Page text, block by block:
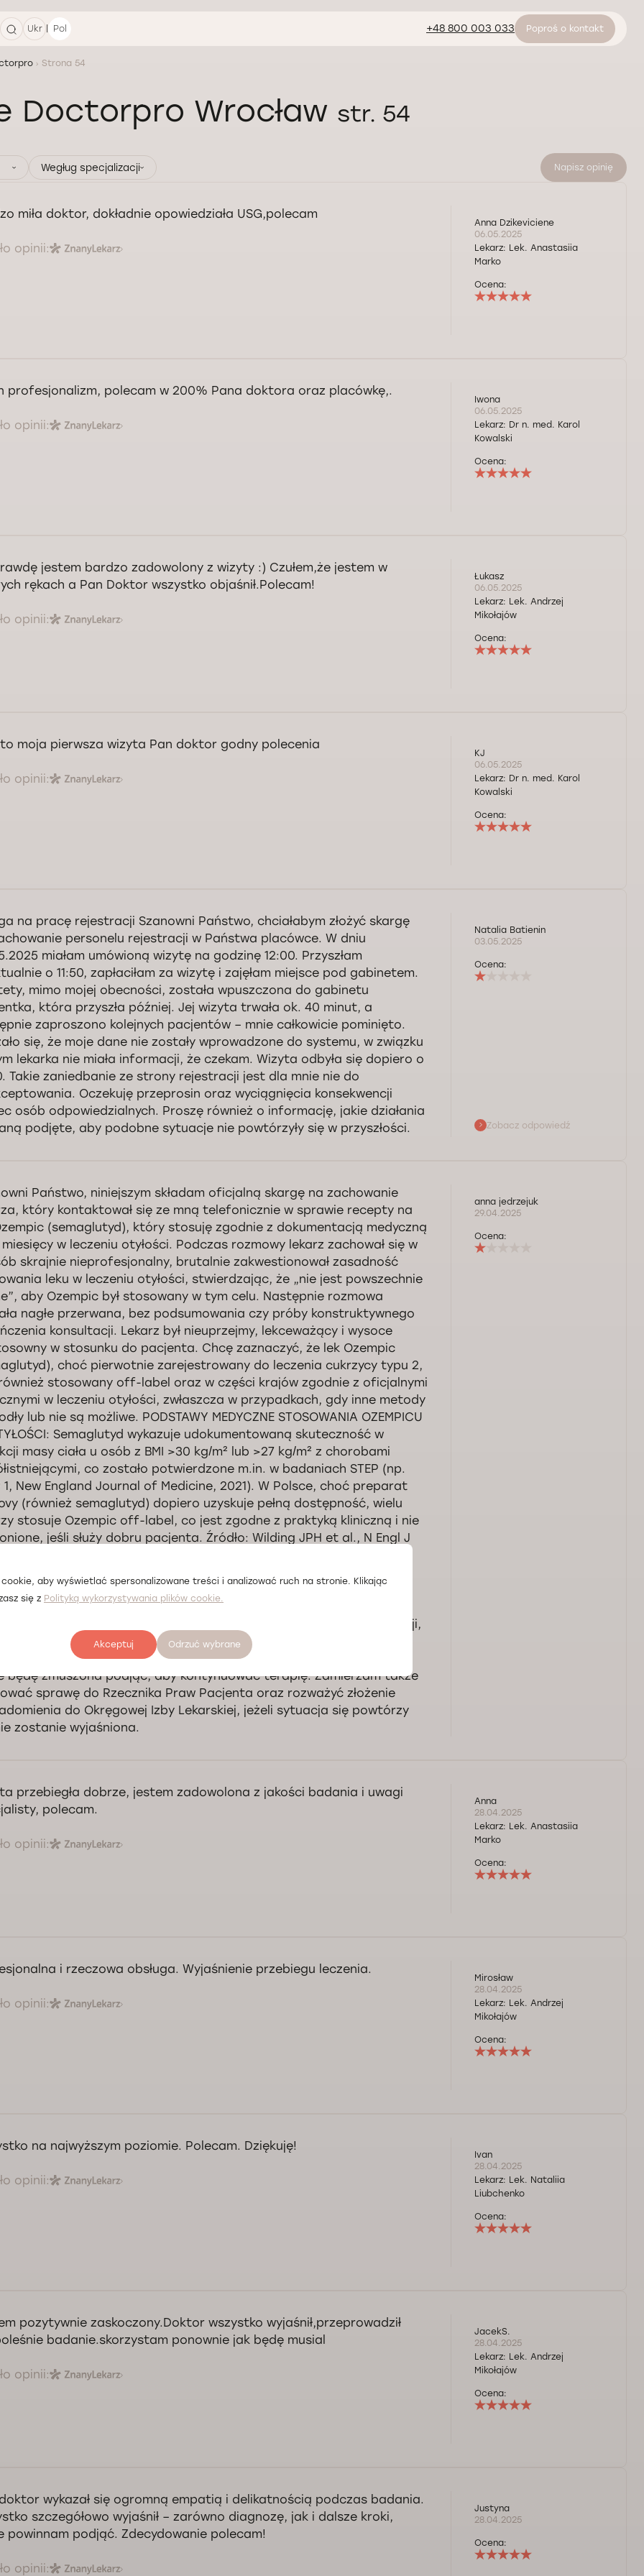
Ukr | Pol +48 800 003 033 Poproś o kontakt
Strona 54
Doctorpro Wrocław str. 54
Wegług specjalizacji Napisz opinię
miła doktor, dokładnie opowiedziała USG,polecam
opinii:
Anna Dzikeviciene
06.05.2025
Lekarz: Lek. Anastasiia
Marko
Ocena:
profesjonalizm, polecam w 200% Pana doktora oraz placówkę,.
opinii:
Iwona
06.05.2025
Lekarz: Dr n. med. Karol
Kowalski
Ocena:
jestem bardzo zadowolony z wizyty :) Czułem,że jestem w
rękach a Pan Doktor wszystko objaśnił.Polecam!
opinii:
Łukasz
06.05.2025
Lekarz: Lek. Andrzej
Mikołajów
Ocena:
to moja pierwsza wizyta Pan doktor godny polecenia
opinii:
KJ
06.05.2025
Lekarz: Dr n. med. Karol
Kowalski
Ocena:
na pracę rejestracji Szanowni Państwo, chciałabym złożyć skargę
personelu rejestracji w Państwa placówce. W dniu
miałam umówioną wizytę na godzinę 12:00. Przyszłam
o 11:50, zapłaciłam za wizytę i zajęłam miejsce pod gabinetem.
mimo mojej obecności, została wpuszczona do gabinetu
która przyszła później. Jej wizyta trwała ok. 40 minut, a
zaproszono kolejnych pacjentów – mnie całkowicie pominięto.
się, że moje dane nie zostały wprowadzone do systemu, w związku
lekarka nie miała informacji, że czekam. Wizyta odbyła się dopiero o
Takie zaniedbanie ze strony rejestracji jest dla mnie nie do
Oczekuję przeprosin oraz wyciągnięcia konsekwencji
osób odpowiedzialnych. Proszę również o informację, jakie działania
podjęte, aby podobne sytuacje nie powtórzyły się w przyszłości.
informacje, szczegółowe wyjaśnienia zostały Pani przekazane w rozmowie
W razie potrzeby pozostajemy do dyspozycji i zapraszamy ponownie. Życzymy
zdrowia.
Kontrola jakości świadczonych usług Doctorpro
Natalia Batienin
03.05.2025
Ocena:
Zobacz odpowiedź
Państwo, niniejszym składam oficjalną skargę na zachowanie
który kontaktował się ze mną telefonicznie w sprawie recepty na
(semaglutyd), który stosuję zgodnie z dokumentacją medyczną
w leczeniu otyłości. Podczas rozmowy lekarz zachował się w
skrajnie nieprofesjonalny, brutalnie zakwestionował zasadność
leku w leczeniu otyłości, stwierdzając, że „nie jest powszechnie
aby Ozempic był stosowany w tym celu. Następnie rozmowa
nagłe przerwana, bez podsumowania czy próby konstruktywnego
konsultacji. Lekarz był nieuprzejmy, lekceważący i wysoce
w stosunku do pacjenta. Chcę zaznaczyć, że lek Ozempic
choć pierwotnie zarejestrowany do leczenia cukrzycy typu 2,
stosowany off-label oraz w części krajów zgodnie z oficjalnymi
w leczeniu otyłości, zwłaszcza w przypadkach, gdy inne metody
lub nie są możliwe. PODSTAWY MEDYCZNE STOSOWANIA OZEMPICU
Semaglutyd wykazuje udokumentowaną skuteczność w
masy ciała u osób z BMI >30 kg/m² lub >27 kg/m² z chorobami
co zostało potwierdzone m.in. w badaniach STEP (np.
1, New England Journal of Medicine, 2021). W Polsce, choć preparat
(również semaglutyd) dopiero uzyskuje pełną dostępność, wielu
stosuje Ozempic off-label, co jest zgodne z praktyką kliniczną i nie
jeśli służy dobru pacjenta. Źródło: Wilding JPH et al., N Engl J
prowadzenia rozmowy i traktowanie mnie w sposób poniżający.
kontynuacji wystawienia recepty zgodnie z
planem leczenia, który jest udokumentowany. Informacji,
zostaną podjęte kroki dyscyplinarne wobec lekarza. W przypadku
odmówienia leczenia – zwrotu kosztów prywatnych konsultacji,
będę zmuszona podjąć, aby kontynuować terapię. Zamierzam także
sprawę do Rzecznika Praw Pacjenta oraz rozważyć złożenie
do Okręgowej Izby Lekarskiej, jeżeli sytuacja się powtórzy
zostanie wyjaśniona.
anna jedrzejuk
29.04.2025
Ocena:
przebiegła dobrze, jestem zadowolona z jakości badania i uwagi
polecam.
opinii:
Anna
28.04.2025
Lekarz: Lek. Anastasiia
Marko
Ocena:
i rzeczowa obsługa. Wyjaśnienie przebiegu leczenia.
opinii:
Mirosław
28.04.2025
Lekarz: Lek. Andrzej
Mikołajów
Ocena:
na najwyższym poziomie. Polecam. Dziękuję!
opinii:
Ivan
28.04.2025
Lekarz: Lek. Nataliia
Liubchenko
Ocena:
pozytywnie zaskoczony.Doktor wszystko wyjaśnił,przeprowadził
badanie.skorzystam ponownie jak będę musial
opinii:
JacekS.
28.04.2025
Lekarz: Lek. Andrzej
Mikołajów
Ocena:
wykazał się ogromną empatią i delikatnością podczas badania.
szczegółowo wyjaśnił – zarówno diagnozę, jak i dalsze kroki,
powinnam podjąć. Zdecydowanie polecam!
opinii:
Justyna
28.04.2025
Ocena:
cookie, aby wyświetlać spersonalizowane treści i analizować ruch na stronie. Klikając
się z Polityką wykorzystywania plików cookie.
Akceptuj Odrzuć wybrane